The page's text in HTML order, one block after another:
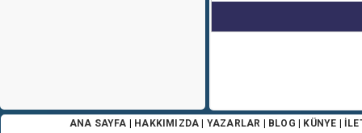
ANA SAYFA HAKKIMIZDA YAZARLAR BLOG KÜNYE